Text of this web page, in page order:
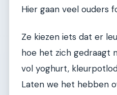
Hier gaan veel ouders
Ze kiezen iets dat er
hoe het zich gedraagt
vol yoghurt,
Laten we het hebben